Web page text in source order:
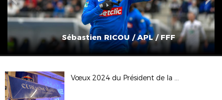
Sébastien RICOU / APL / FFF
Vœux 2024 du Président de la LAuRAFoot